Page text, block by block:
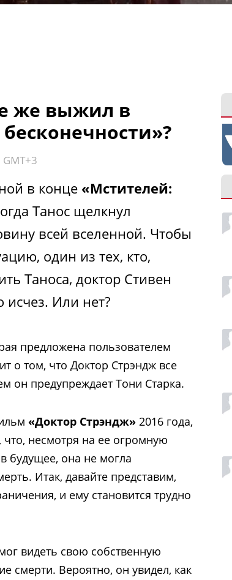
же выжил в
в конце «Мстителей:
Танос щелкнул
всей вселенной. Чтобы
один из тех, кто,
Таноса, доктор Стивен
исчез. Или нет?
предложена пользователем
о том, что Доктор Стрэндж все
он предупреждает Тони Старка.
«Доктор Стрэндж» 2016 года,
что, несмотря на ее огромную
будущее, она не могла
Итак, давайте представим,
и ему становится трудно
видеть свою собственную
смерти. Вероятно, он увидел, как